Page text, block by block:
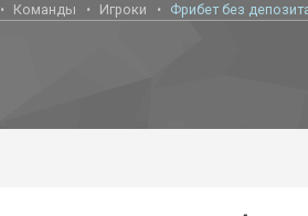
Команды Игроки Фрибет без